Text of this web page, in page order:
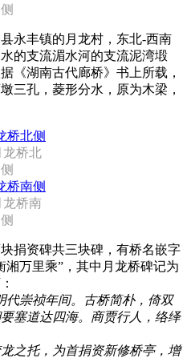
侧
永丰镇的月龙村，东北-西南
的支流湄水河的支流泥湾塅
《湖南古代廊桥》书上所载，
三孔，菱形分水，原为木梁，
龙桥北
侧
龙桥南
侧
捐资碑共三块碑，有桥名嵌字
万里乘”，其中月龙桥碑记为
代崇祯年间。古桥简朴，倚双
塞道达四海。商贾行人，络绎
之托，为首捐资新修桥亭，增